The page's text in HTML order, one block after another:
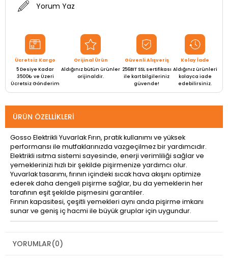
Yorum Yaz
Ücretsiz Kargo
5 Desiye Kadar
3500₺ ve Üzeri
Ücretsiz Gönderim
Orijinal Ürün
Aldığınız bütün ürünler
orijinaldir.
Güvenli Alışveriş
256BIT SSL sertifikası
ile kart bilgileriniz
güvende!
Kolay İade
Aldığınız ürünleri
kolayca iade
edebilirsiniz.
ÜRÜN ÖZELLIKLERI
Gosso Elektrikli Yuvarlak Fırın, pratik kullanımı ve yüksek
performansı ile mutfaklarınızda vazgeçilmez bir yardımcıdır.
Elektrikli ısıtma sistemi sayesinde, enerji verimliliği sağlar ve
yemeklerinizi hızlı bir şekilde pişirmenize yardımcı olur.
Yuvarlak tasarımı, fırının içindeki sıcak hava akışını optimize
ederek daha dengeli pişirme sağlar, bu da yemeklerin her
tarafının eşit şekilde pişmesini garantiler.
Fırının kapasitesi, çeşitli yemekleri aynı anda pişirme imkanı
sunar ve geniş iç hacmi ile büyük gruplar için uygundur.
YORUMLAR(0)